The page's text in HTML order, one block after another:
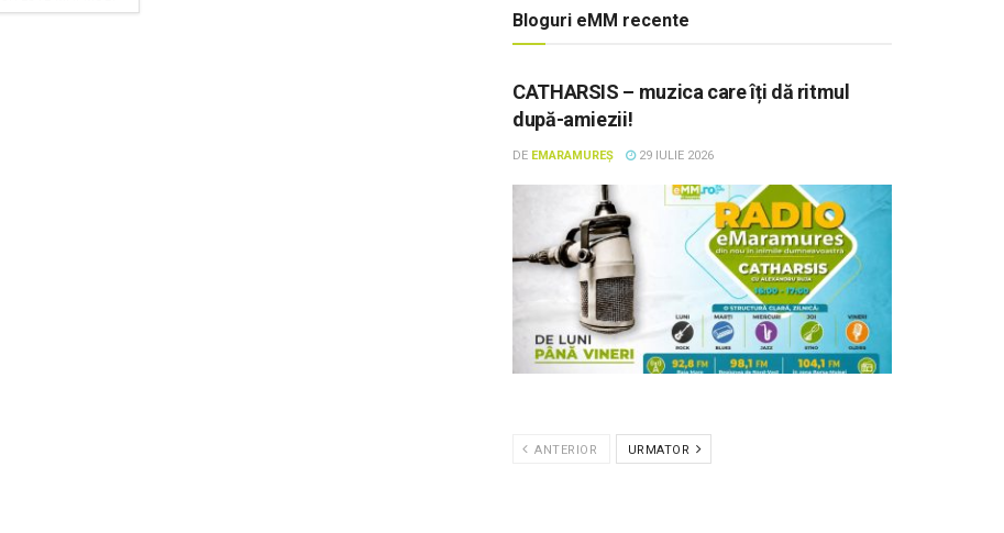
Bloguri eMM recente
CATHARSIS – muzica care îți dă ritmul
după-amiezii!
DE EMARAMUREȘ 29 IULIE 2026
ANTERIOR URMATOR